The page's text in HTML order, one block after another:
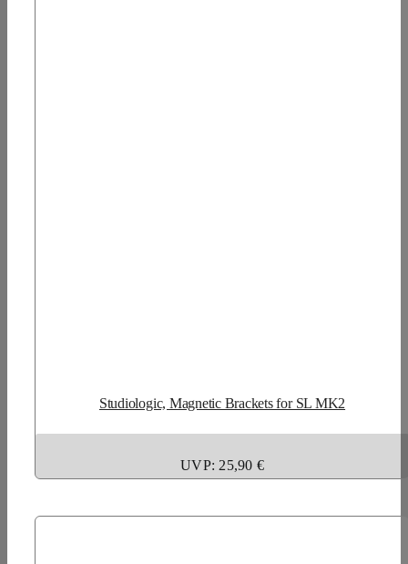
Studiologic, Magnetic Brackets for SL MK2
UVP: 25,90 €